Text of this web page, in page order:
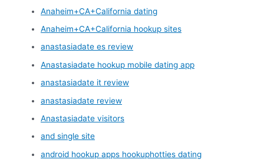
Anaheim+CA+California dating
Anaheim+CA+California hookup sites
anastasiadate es review
Anastasiadate hookup mobile dating app
anastasiadate it review
anastasiadate review
Anastasiadate visitors
and single site
android hookup apps hookuphotties dating